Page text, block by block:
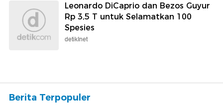
Leonardo DiCaprio dan Bezos Guyur
Rp 3,5 T untuk Selamatkan 100
Spesies
detikInet
Berita Terpopuler